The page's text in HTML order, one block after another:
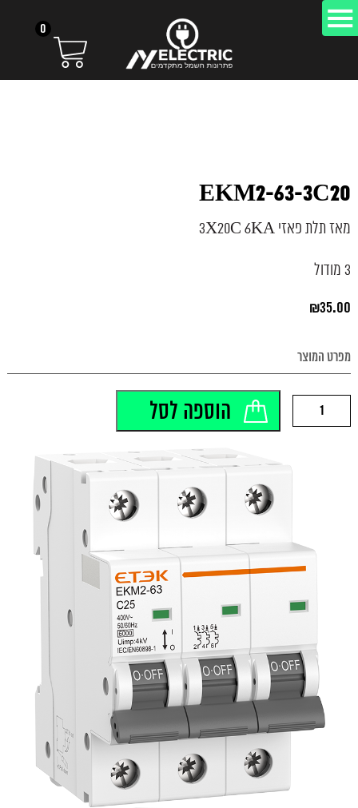
0
EKM2-63-3C20
מאז תלת פאזי 3X20C 6KA
3 מודול
₪35.00
מפרט המוצר
לצפייה במפרט המוצר >>
הוספה לסל